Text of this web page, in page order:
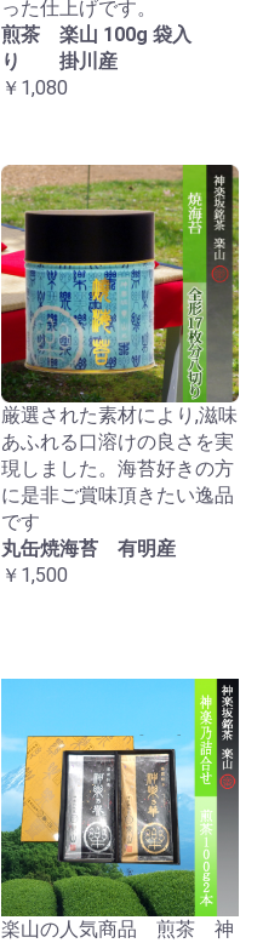
った仕上げです。
煎茶 楽山 100g 袋入
り 掛川産
￥1,080
厳選された素材により,滋味
あふれる口溶けの良さを実
現しました。海苔好きの方
に是非ご賞味頂きたい逸品
です
丸缶焼海苔 有明産
￥1,500
楽山の人気商品 煎茶 神